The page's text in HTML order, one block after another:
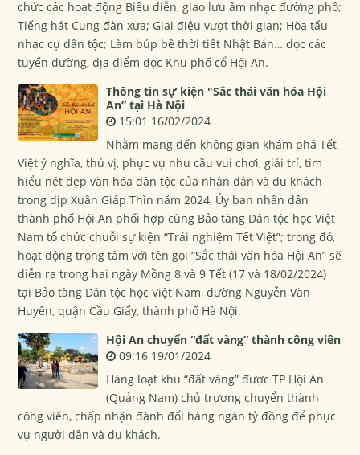
chức các hoạt động Biểu diễn, giao lưu âm nhạc đường phố;
Tiếng hát Cung đàn xưa; Giai điệu vượt thời gian; Hòa tấu
nhạc cụ dân tộc; Làm búp bê thời tiết Nhật Bản… dọc các
tuyến đường, địa điểm dọc Khu phố cổ Hội An.
Thông tin sự kiện "Sắc thái văn hóa Hội
An” tại Hà Nội
15:01 16/02/2024
Nhằm mang đến không gian khám phá Tết
Việt ý nghĩa, thú vị, phục vụ nhu cầu vui chơi, giải trí, tìm
hiểu nét đẹp văn hóa dân tộc của nhân dân và du khách
trong dịp Xuân Giáp Thìn năm 2024, Ủy ban nhân dân
thành phố Hội An phối hợp cùng Bảo tàng Dân tộc học Việt
Nam tổ chức chuỗi sự kiện “Trải nghiệm Tết Việt”; trong đó,
hoạt động trọng tâm với tên gọi “Sắc thái văn hóa Hội An” sẽ
diễn ra trong hai ngày Mồng 8 và 9 Tết (17 và 18/02/2024)
tại Bảo tàng Dân tộc học Việt Nam, đường Nguyễn Văn
Huyên, quận Cầu Giấy, thành phố Hà Nội.
Hội An chuyển “đất vàng” thành công viên
09:16 19/01/2024
Hàng loạt khu “đất vàng” được TP Hội An
(Quảng Nam) chủ trương chuyển thành
công viên, chấp nhận đánh đổi hàng ngàn tỷ đồng để phục
vụ người dân và du khách.